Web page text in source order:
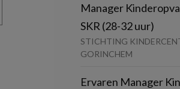
Manager
SKR (28-32 uur)
STICHTING
GORINCHEM
Ervaren Manager